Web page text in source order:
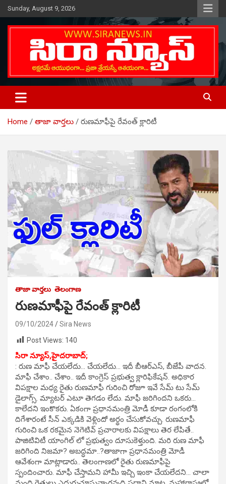
Skip
to
content
Sunday, August 9, 2026
SIRA NEWS
Telugu Online News Daily
Home తాజా వార్తలు రుణమాఫీపై రేవంత్ క్లారిటీ
తాజా వార్తలు తెలంగాణ
రుణమాఫీపై రేవంత్ క్లారిటీ
09/10/2024
Sira News
Post Views: 140
సిరా న్యూస్,హైదరాబాద్;
: రుణ మాఫీ చేయలేదు… చేయలేదు… ఇదీ బీఆర్ఎస్, బీజేపీ వాదన.
మాఫీ చేశాం.. చేశాం.. ఇదీ కాంగ్రెస్ ప్రభుత్వ క్లారిఫికేషన్. అధికార
విపక్షాల మధ్య రైతు రుణమాఫీ గురించి రోజూ ఇవే సేమ్ టు సేమ్
డైలాగ్స్. మ్యాటర్ ఎటూ తెగడం లేదు. మాఫీ జరిగిందని ఒకరు…
కాలేదని ఇంకొకరు. ఏకంగా ప్రధానమంత్రి మోడీ కూడా రంగంలోకి
దిగేశారంటే సీన్ ఎక్కడికి వెళ్లిందో అర్థం చేసుకోవచ్చు. రుణమాఫీ
గురించి ఒక రకమైన నెగెటివ్ ప్రచారాలకు విపక్షాలు తెర లేపితే..
పాజిటివిటీ యాంగిల్ లో ప్రభుత్వం దూసుకెళ్తుంది. మరి రుణ మాఫీ
జరిగింది నిజమా? అబద్ధమా..?తాజాగా ప్రధానమంత్రి మోడీ
ఆవేశంగా మాట్లాడారు.. తెలంగాణలో రైతు రుణమాఫీపై
స్పందించారు. మాఫీ చేస్తామని హామీ ఇచ్చి ఇంకా చేయలేదని… చాలా